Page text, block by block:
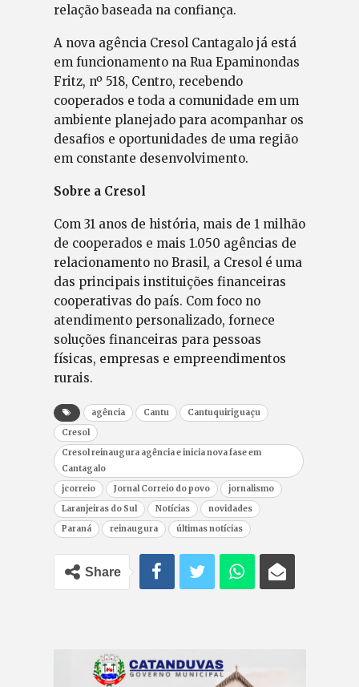
relação baseada na confiança.
A nova agência Cresol Cantagalo já está
em funcionamento na Rua Epaminondas
Fritz, nº 518, Centro, recebendo
cooperados e toda a comunidade em um
ambiente planejado para acompanhar os
desafios e oportunidades de uma região
em constante desenvolvimento.
Sobre a Cresol
Com 31 anos de história, mais de 1 milhão
de cooperados e mais 1.050 agências de
relacionamento no Brasil, a Cresol é uma
das principais instituições financeiras
cooperativas do país. Com foco no
atendimento personalizado, fornece
soluções financeiras para pessoas
físicas, empresas e empreendimentos
rurais.
agência Cantu
Cantuquiriguaçu
Cresol
Cresol reinaugura agência e inicia nova fase em
Cantagalo
jcorreio
Jornal Correio do povo
jornalismo
Laranjeiras do Sul
Notícias
novidades
Paraná
reinaugura últimas notícias
Share